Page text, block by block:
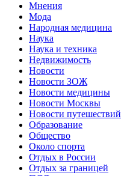
Мнения
Мода
Народная медицина
Наука
Наука и техника
Недвижимость
Новости
Новости ЗОЖ
Новости медицины
Новости Москвы
Новости путешествий
Образование
Общество
Около спорта
Отдых в России
Отдых за границей